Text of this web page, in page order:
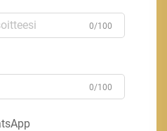
0/100
0/100